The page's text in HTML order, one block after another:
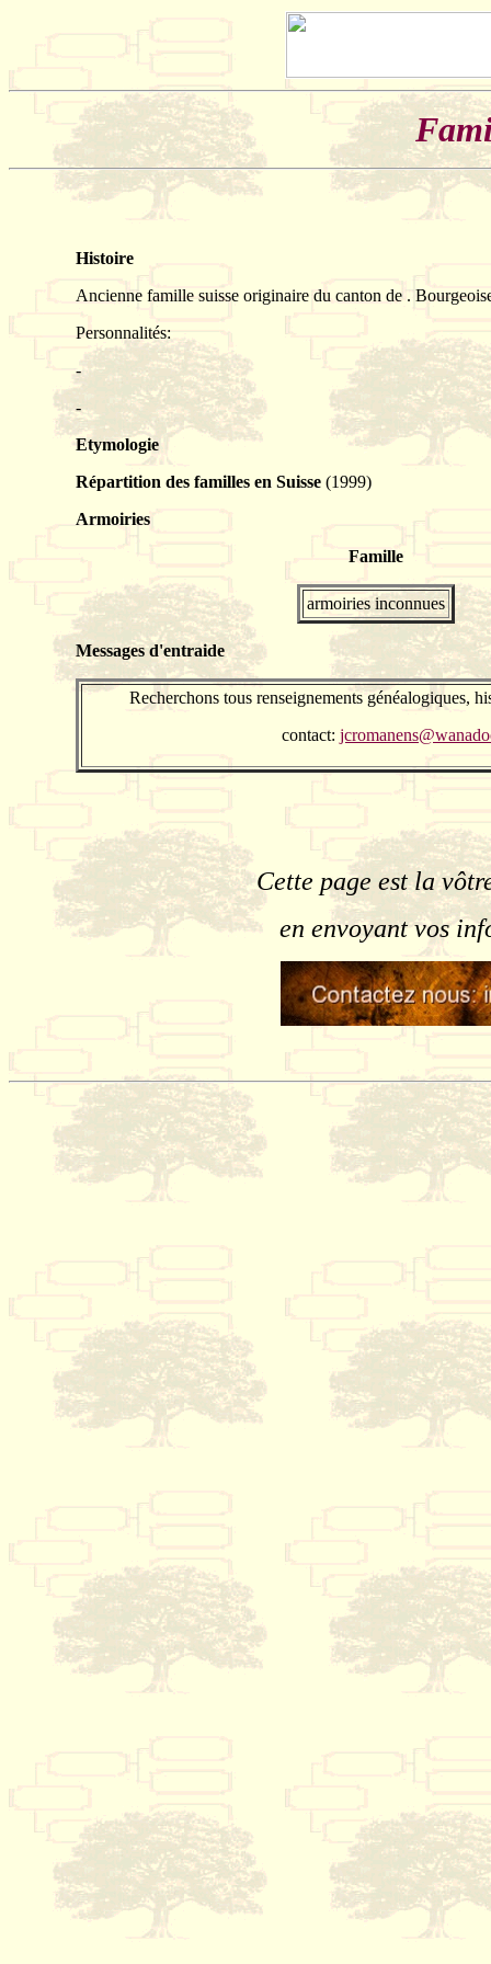
Histoire
Ancienne famille suisse originaire du canton de .
Personnalités:
-
-
Etymologie
Répartition des familles en Suisse (1999)
Armoiries
Famille
armoiries inconnues
Messages d'entraide
Recherchons tous renseignements généalogiques,
contact:
Cette page est la
en envoyant vos